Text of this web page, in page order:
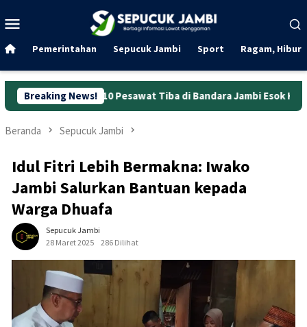
ke
Mobile
Pemerintahan Sepucuk Jambi Sport Ragam,
Breaking News!
10 Pesawat Tiba di Bandara Jambi Esok Hari Mulai
Beranda Sepucuk Jambi
Idul Fitri Lebih Bermakna: Iwako
Jambi Salurkan Bantuan kepada
Warga Dhuafa
Sepucuk Jambi
28 Maret 2025
286 Dilihat